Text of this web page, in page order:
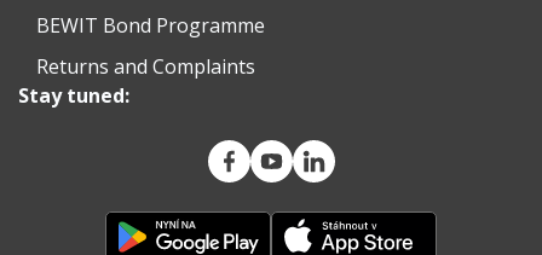
BEWIT Bond Programme
Returns and Complaints
Stay tuned: